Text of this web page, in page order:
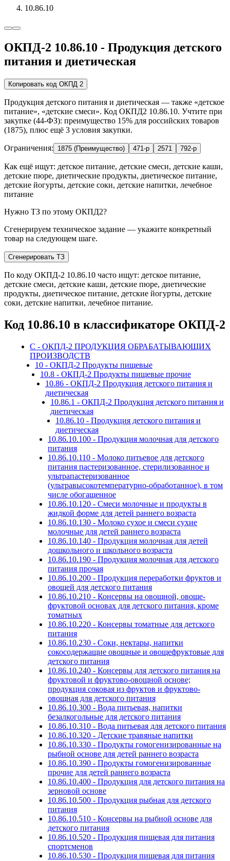
10.86.10
ОКПД-2 10.86.10 - Продукция детского
питания и диетическая
Копировать код ОКПД 2
Продукция детского питания и диетическая — также «детское
питание», «детские смеси». Код ОКПД2 10.86.10. Учтите при
закупке (44-ФЗ): преимущество 15% для российских товаров
(1875), плюс ещё 3 условия закупки.
Ограничения: 1875 (Преимущество) 471-р 2571 792-р
Как ещё ищут: детское питание, детские смеси, детские каши,
детские пюре, диетические продукты, диетическое питание,
детские йогурты, детские соки, детские напитки, лечебное
питание
Нужно ТЗ по этому ОКПД2?
Сгенерируем техническое задание — укажите конкретный
товар на следующем шаге.
Сгенерировать ТЗ
По коду ОКПД-2 10.86.10 часто ищут: детское питание,
детские смеси, детские каши, детские пюре, диетические
продукты, диетическое питание, детские йогурты, детские
соки, детские напитки, лечебное питание.
Код 10.86.10 в классификаторе ОКПД-2
C - ОКПД-2 ПРОДУКЦИЯ ОБРАБАТЫВАЮЩИХ
ПРОИЗВОДСТВ
10 - ОКПД-2 Продукты пищевые
10.8 - ОКПД-2 Продукты пищевые прочие
10.86 - ОКПД-2 Продукция детского питания и
диетическая
10.86.1 - ОКПД-2 Продукция детского питания и
диетическая
10.86.10 - Продукция детского питания и
диетическая
10.86.10.100 - Продукция молочная для детского
питания
10.86.10.110 - Молоко питьевое для детского
питания пастеризованное, стерилизованное и
ультрапастеризованное
(ультравысокотемпературно-обработанное), в том
числе обогащенное
10.86.10.120 - Смеси молочные и продукты в
жидкой форме для детей раннего возраста
10.86.10.130 - Молоко сухое и смеси сухие
молочные для детей раннего возраста
10.86.10.140 - Продукция молочная для детей
дошкольного и школьного возраста
10.86.10.190 - Продукция молочная для детского
питания прочая
10.86.10.200 - Продукция переработки фруктов и
овощей для детского питания
10.86.10.210 - Консервы на овощной, овоще-
фруктовой основах для детского питания, кроме
томатных
10.86.10.220 - Консервы томатные для детского
питания
10.86.10.230 - Соки, нектары, напитки
сокосодержащие овощные и овощефруктовые для
детского питания
10.86.10.240 - Консервы для детского питания на
фруктовой и фруктово-овощной основе;
продукция соковая из фруктов и фруктово-
овощная для детского питания
10.86.10.300 - Вода питьевая, напитки
безалкогольные для детского питания
10.86.10.310 - Вода питьевая для детского питания
10.86.10.320 - Детские травяные напитки
10.86.10.330 - Продукты гомогенизированные на
рыбной основе для детей раннего возраста
10.86.10.390 - Продукты гомогенизированные
прочие для детей раннего возраста
10.86.10.400 - Продукция для детского питания на
зерновой основе
10.86.10.500 - Продукция рыбная для детского
питания
10.86.10.510 - Консервы на рыбной основе для
детского питания
10.86.10.520 - Продукция пищевая для питания
спортсменов
10.86.10.530 - Продукция пищевая для питания